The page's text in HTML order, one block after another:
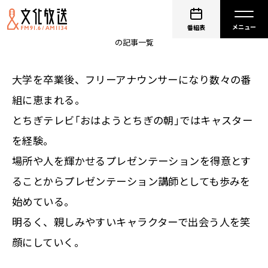
番組表
の記事一覧
大学を卒業後、フリーアナウンサーになり数々の番
組に恵まれる。
とちぎテレビ｢おはようとちぎの朝｣ではキャスター
を経験。
場所や人を輝かせるプレゼンテーションを得意とす
ることからプレゼンテーション講師としても歩みを
始めている。
明るく、親しみやすいキャラクターで出会う人を笑
顔にしていく。